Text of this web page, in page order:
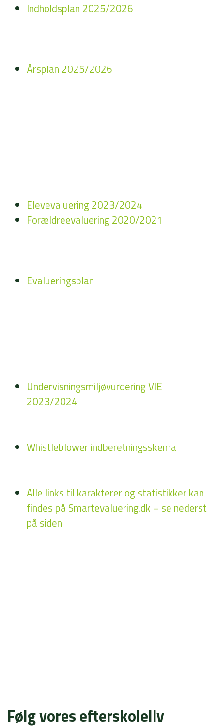
Indholdsplan 2025/2026
Årsplan 2025/2026
Elevevaluering 2023/2024
Forældreevaluering 2020/2021
Evalueringsplan
Undervisningsmiljøvurdering VIE
2023/2024
Whistleblower indberetningsskema
Alle links til karakterer og statistikker kan
findes på Smartevaluering.dk – se nederst
på siden
Følg vores efterskoleliv